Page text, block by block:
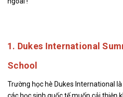
1. Dukes International
School
Trường học hè Dukes International